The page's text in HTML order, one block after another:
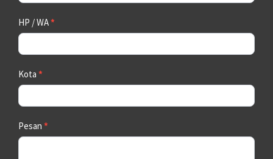
HP / WA*
Kota *
Pesan *